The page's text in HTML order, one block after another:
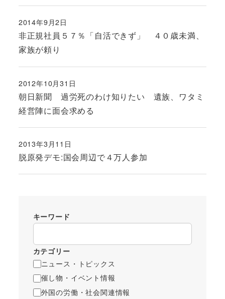
非正規社員５７％「自活できず」 ４０歳未満、
家族が頼り
投稿日
2014年9月2日
朝日新聞 過労死のわけ知りたい 遺族、ワタミ
経営陣に面会求める
投稿日
2012年10月31日
脱原発デモ:国会周辺で４万人参加
投稿日
2013年3月11日
キーワード
カテゴリー
ニュース・トピックス
催し物・イベント情報
外国の労働・社会関連情報